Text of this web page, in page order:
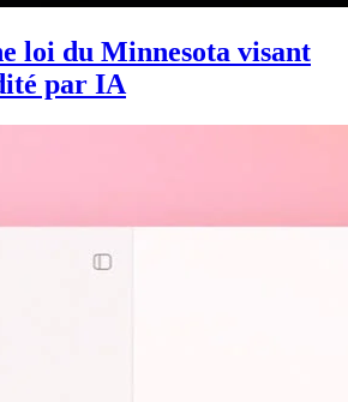
loi du Minnesota visant
par IA